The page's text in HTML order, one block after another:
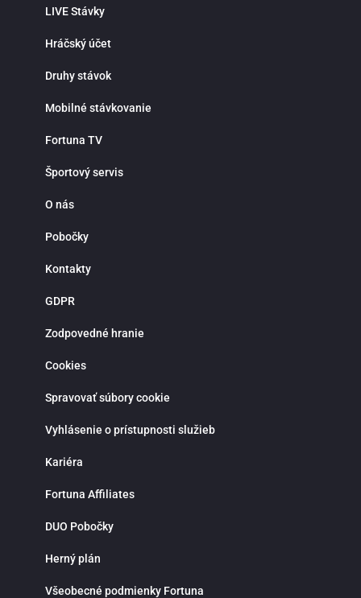
Online športové stávkovanie vo Fortune ponúka tisíce predzápasových aj live
stávok každý deň. V ponuke nájdeš populárne športy ako futbal, hokej, tenis,
športových udalostí z celého sveta. Prehľadné rozhranie ti umožní rýchlo nájsť
kurzov. Jednou z hlavných výhod online športového stávkovania je pohodlie a
nepretržitý prístup k stávkam. Nemusíš navštevovať kamenné pobočky ani
počítači. Fortuna funguje nonstop a ponúka rýchle vyhodnotenie tiketov,
Prečo stávkovať práve vo Fortune? Okrem bohatej ponuky športových udalostí
domácich aj zahraničných líg, vrátane slovenského a českého futbalu či
stávkovanie, Fortuna ti poskytne všetky nástroje na profesionálne tipovanie.
počas celého stretnutia. Stav na góly, rohy, fauly, vylúčenia alebo ďalší vývoj
ideálne pre skúsenejších tipérov aj pre hráčov, ktorí majú radi dynamiku a
rýchle rozhodovanie. Fortuna myslí aj na nových hráčov. Pre
stávky bez rizika a pravidelné promo akcie. Verní hráči môžu získať rôzne
športovými udalosťami. Bonusová ponuka sa pravidelne obmieňa a prináša
viac možností, ako zvýšiť šancu na výhru. Moderná mobilná aplikácia Fortuna
Aplikácia poskytuje rýchly prístup k stávkam, live udalostiam, histórii tiketov a
najnovších akciách, bonusoch a dôležitých zápasoch. Fortuna kladie dôraz na
zodpovedné hranie a ponúka možnosť nastavenia limitov na vklady, stávky
podpora prostredníctvom live chatu, ktorá ti rada pomôže rýchlo a
bohatou ponukou športových stávok, kvalitnými kurzmi a modernými
jednom mieste.
LIVE Stávky
Hráčský účet
Druhy stávok
Mobilné stávkovanie
Fortuna TV
Športový servis
O nás
Pobočky
Kontakty
GDPR
Zodpovedné hranie
Cookies
Spravovať súbory cookie
Vyhlásenie o prístupnosti služieb
Kariéra
Fortuna Affiliates
DUO Pobočky
Herný plán
Všeobecné podmienky Fortuna